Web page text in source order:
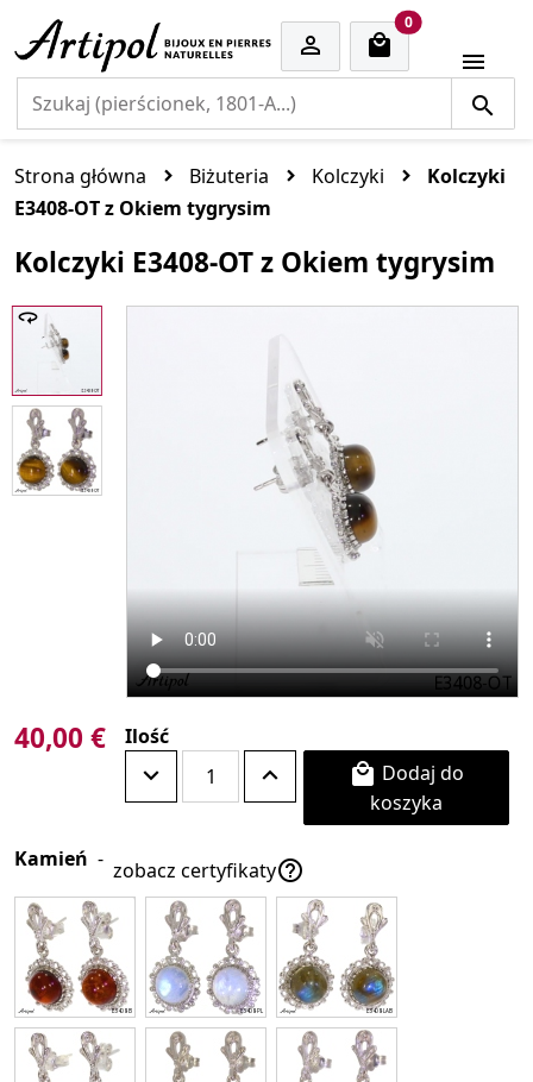

0cart items

Strona główna Biżuteria Kolczyki
Kolczyki
E3408-OT z Okiem tygrysim
Kolczyki E3408-OT z Okiem tygrysim
40,00 € Ilość

koszyka
Kamień - zobacz certyfikaty